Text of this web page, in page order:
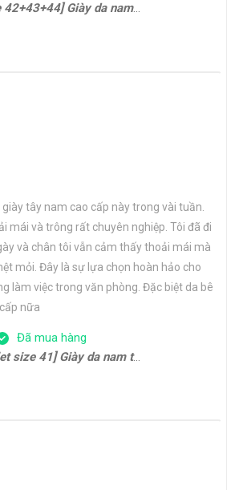
Giày da nam công sở form thon gọn Oxford HH22794
tây nam cao cấp này trong vài tuần.
mái và trông rất chuyên nghiệp. Tôi đã đi
và chân tôi vẫn cảm thấy thoải mái mà
mỏi. Đây là sự lựa chọn hoàn hảo cho
làm việc trong văn phòng. Đặc biệt da bê
nữa
Đã mua hàng
41] Giày da nam thể thao đế bằng Sneaker CNES133